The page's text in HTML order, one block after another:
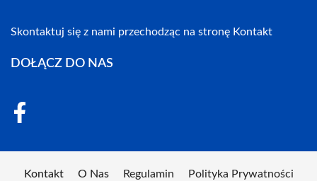
Skontaktuj się z nami przechodząc na stronę Kontakt
DOŁĄCZ DO NAS
Kontakt O Nas Regulamin Polityka Prywatności